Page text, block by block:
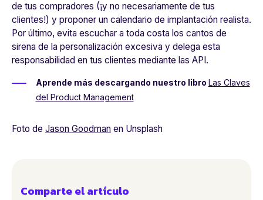
de tus compradores (¡y no necesariamente de tus
clientes!) y proponer un calendario de implantación realista.
Por último, evita escuchar a toda costa los cantos de
sirena de la personalización excesiva y delega esta
responsabilidad en tus clientes mediante las API.
Aprende más descargando nuestro libro Las Claves
del Product Management
Foto de Jason Goodman en Unsplash
Comparte el artículo